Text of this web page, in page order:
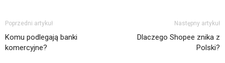
Poprzedni artykuł
Komu podlegają banki
komercyjne?
Następny artykuł
Dlaczego Shopee znika z
Polski?